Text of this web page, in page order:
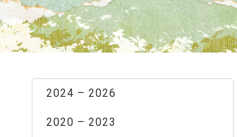
2024 – 2026
2020 – 2023